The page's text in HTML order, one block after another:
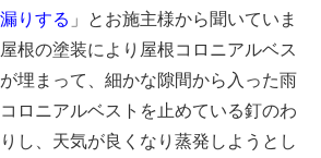
りする 」とお施主様から聞いていま
根の塗装により屋根コロニアルベス
埋まって、細かな隙間から入った雨
ロニアルベストを止めている釘のわ
し、天気が良くなり蒸発しようとし